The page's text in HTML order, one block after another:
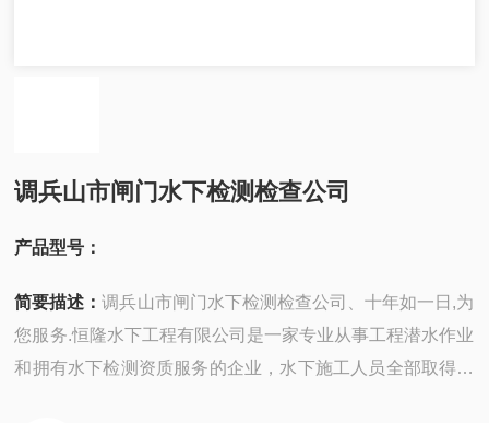
调兵山市闸门水下检测检查公司
产品型号：
简要描述：调兵山市闸门水下检测检查公司、十年如一日,为
您服务.恒隆水下工程有限公司是一家专业从事工程潜水作业
和拥有水下检测资质服务的企业，水下施工人员全部取得国